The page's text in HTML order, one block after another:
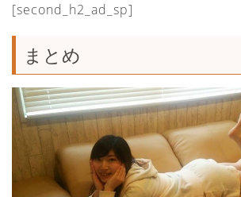
[second_h2_ad_sp]
まとめ